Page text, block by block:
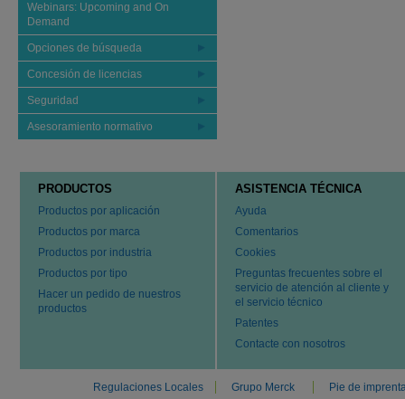
Webinars: Upcoming and On
Demand
Opciones de búsqueda
Concesión de licencias
Seguridad
Asesoramiento normativo
PRODUCTOS
Productos por aplicación
Productos por marca
Productos por industria
Productos por tipo
Hacer un pedido de nuestros
productos
ASISTENCIA TÉCNICA
Ayuda
Comentarios
Cookies
Preguntas frecuentes sobre el
servicio de atención al cliente y
el servicio técnico
Patentes
Contacte con nosotros
Regulaciones Locales Grupo Merck Pie de